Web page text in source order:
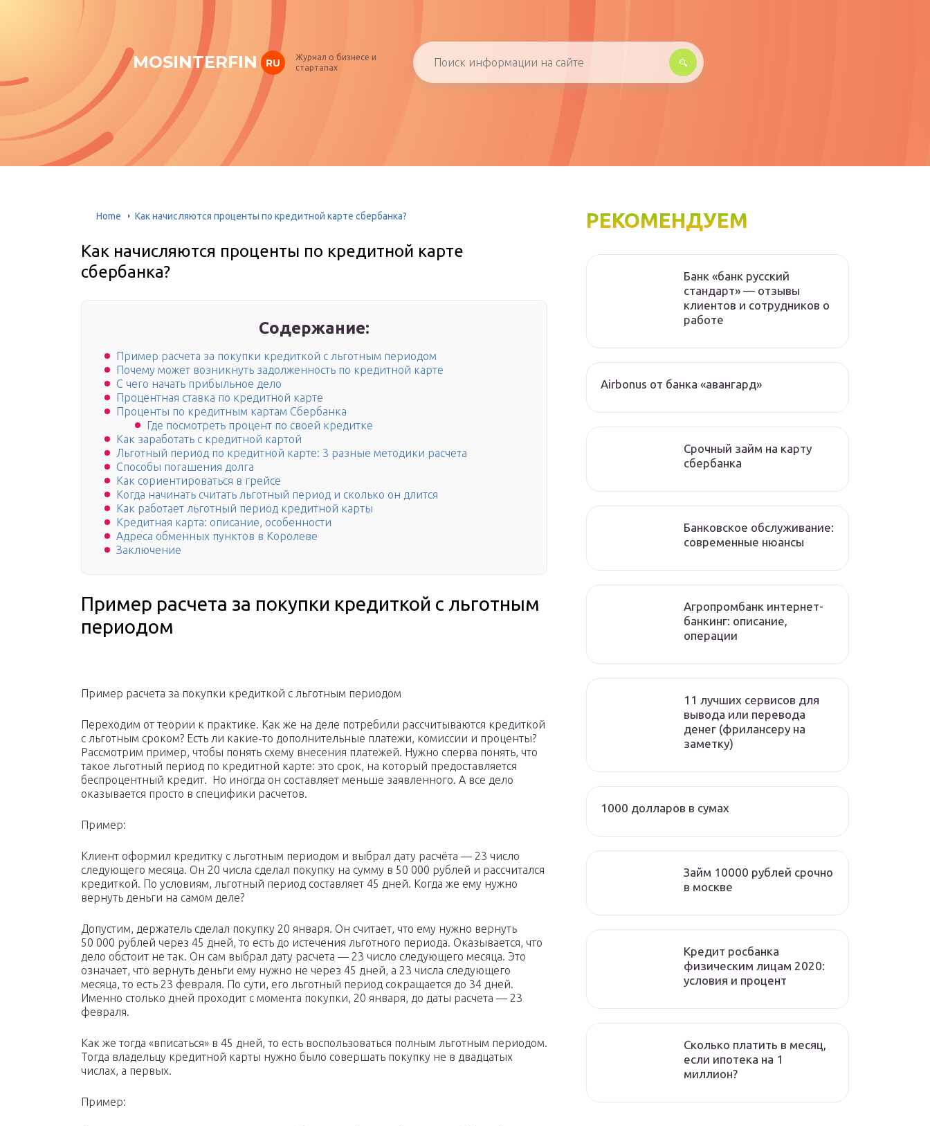
MOSINTERFIN RU
Журнал о бизнесе и
стартапах
Home Как начисляются проценты по кредитной карте сбербанка?
Как начисляются проценты по кредитной карте
сбербанка?
Содержание:
Пример расчета за покупки кредиткой с льготным периодом
Почему может возникнуть задолженность по кредитной карте
С чего начать прибыльное дело
Процентная ставка по кредитной карте
Проценты по кредитным картам Сбербанка
Где посмотреть процент по своей кредитке
Как заработать с кредитной картой
Льготный период по кредитной карте: 3 разные методики расчета
Способы погашения долга
Как сориентироваться в грейсе
Когда начинать считать льготный период и сколько он длится
Как работает льготный период кредитной карты
Кредитная карта: описание, особенности
Адреса обменных пунктов в Королеве
Заключение
Пример расчета за покупки кредиткой с льготным
периодом
Пример расчета за покупки кредиткой с льготным периодом
Переходим от теории к практике. Как же на деле потребили рассчитываются кредиткой
с льготным сроком? Есть ли какие-то дополнительные платежи, комиссии и проценты?
Рассмотрим пример, чтобы понять схему внесения платежей. Нужно сперва понять, что
такое льготный период по кредитной карте: это срок, на который предоставляется
беспроцентный кредит. Но иногда он составляет меньше заявленного. А все дело
оказывается просто в специфики расчетов.
Пример:
Клиент оформил кредитку с льготным периодом и выбрал дату расчёта — 23 число
следующего месяца. Он 20 числа сделал покупку на сумму в 50 000 рублей и рассчитался
кредиткой. По условиям, льготный период составляет 45 дней. Когда же ему нужно
вернуть деньги на самом деле?
Допустим, держатель сделал покупку 20 января. Он считает, что ему нужно вернуть
50 000 рублей через 45 дней, то есть до истечения льготного периода. Оказывается, что
дело обстоит не так. Он сам выбрал дату расчета — 23 число следующего месяца. Это
означает, что вернуть деньги ему нужно не через 45 дней, а 23 числа следующего
месяца, то есть 23 февраля. По сути, его льготный период сокращается до 34 дней.
Именно столько дней проходит с момента покупки, 20 января, до даты расчета — 23
февраля.
Как же тогда «вписаться» в 45 дней, то есть воспользоваться полным льготным периодом.
Тогда владельцу кредитной карты нужно было совершать покупку не в двадцатых
числах, а первых.
Пример:
РЕКОМЕНДУЕМ
Банк «банк русский
стандарт» — отзывы
клиентов и сотрудников о
работе
Airbonus от банка «авангард»
Срочный займ на карту
сбербанка
Банковское обслуживание:
современные нюансы
Агропромбанк интернет-
банкинг: описание,
операции
11 лучших сервисов для
вывода или перевода
денег (фрилансеру на
заметку)
1000 долларов в сумах
Займ 10000 рублей срочно
в москве
Кредит росбанка
физическим лицам 2020:
условия и процент
Сколько платить в месяц,
если ипотека на 1
миллион?